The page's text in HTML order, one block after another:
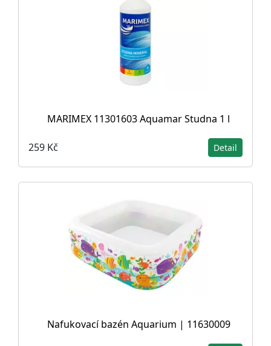
MARIMEX 11301603 Aquamar Studna 1 l
259 Kč Detail
Nafukovací bazén Aquarium | 11630009